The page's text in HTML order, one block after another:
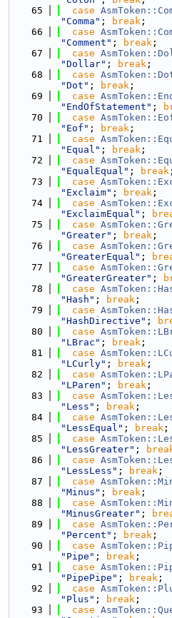
   65
case
"Comma" ; break ;
   66
case
"Comment" ; break ;
   67
case
"Dollar" ; break ;
   68
case
"Dot" ; break ;
   69
case
"EndOfStatement" ;
   70
case
"Eof" ; break ;
   71
case
"Equal" ; break ;
   72
case
"EqualEqual" ; break ;
   73
case
"Exclaim" ; break ;
   74
case
"ExclaimEqual" ;
   75
case
"Greater" ; break ;
   76
case
"GreaterEqual" ;
   77
case
"GreaterGreater" ;
   78
case
"Hash" ; break ;
   79
case
"HashDirective" ;
   80
case
"LBrac" ; break ;
   81
case
"LCurly" ; break ;
   82
case
"LParen" ; break ;
   83
case
"Less" ; break ;
   84
case
"LessEqual" ; break ;
   85
case
"LessGreater" ;
   86
case
"LessLess" ; break ;
   87
case
"Minus" ; break ;
   88
case
"MinusGreater" ;
   89
case
"Percent" ; break ;
   90
case
"Pipe" ; break ;
   91
case
"PipePipe" ; break ;
   92
case
"Plus" ; break ;
   93
case